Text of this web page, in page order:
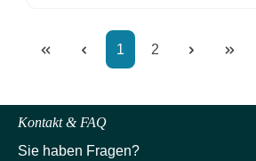
Seite
1 Seite
2
Kontakt & FAQ
Sie haben Fragen?